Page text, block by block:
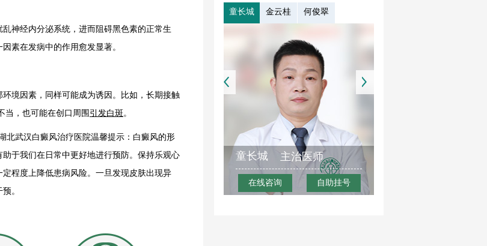
神经内分泌系统，进而阻碍黑色素的正常生
素在发病中的作用愈发显著。
境因素，同样可能成为诱因。比如，长期接触
当，也可能在创口周围 引发白斑。
武汉白癜风治疗医院温馨提示：白癜风的形
于我们在日常中更好地进行预防。保持乐观心
程度上降低患病风险。一旦发现皮肤出现异
。
童长城 金云桂 何俊翠
童长城 主治医师
在线咨询 自助挂号